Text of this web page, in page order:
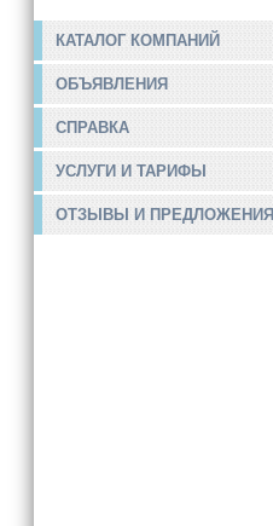
КАТАЛОГ КОМПАНИЙ
ОБЪЯВЛЕНИЯ
СПРАВКА
УСЛУГИ И ТАРИФЫ
ОТЗЫВЫ И ПРЕДЛОЖЕНИЯ